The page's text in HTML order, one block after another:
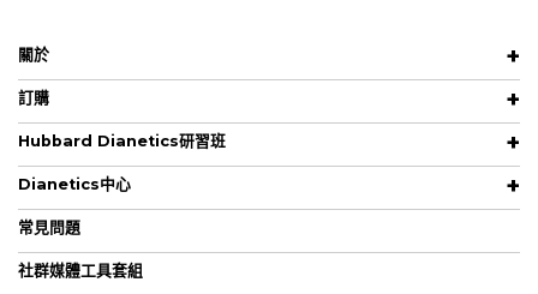
關於
訂購
Hubbard Dianetics研習班
Dianetics中心
常見問題
社群媒體工具套組